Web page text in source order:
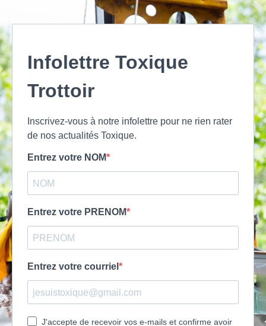
Infolettre Toxique
Trottoir
Inscrivez-vous à notre infolettre pour ne rien rater
de nos actualités Toxique.
Entrez votre NOM
Entrez votre PRENOM
Entrez votre courriel
J'accepte de recevoir vos e-mails et confirme avoir